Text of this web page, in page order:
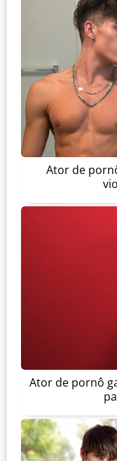
Ator de
Ator de pornô